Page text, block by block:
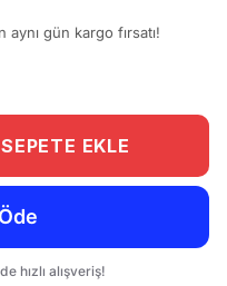
gün kargo fırsatı!
SEPETE EKLE